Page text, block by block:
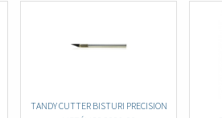
TANDY CUTTER BISTURI PRECISION